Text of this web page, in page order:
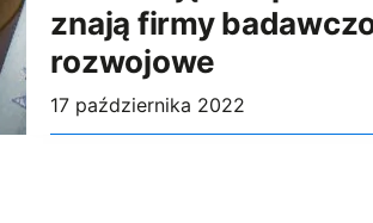
znają firmy
rozwojowe
17 października 2022